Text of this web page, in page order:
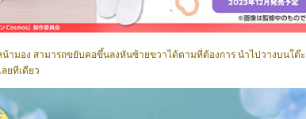
ามอง สามารถขยับคอขึ้นลงหันซ้ายขวาได้ตามที่ต้องการ นำไปวางบนโต๊ะ
ยทีเดียว